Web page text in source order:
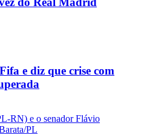
e diz que crise com